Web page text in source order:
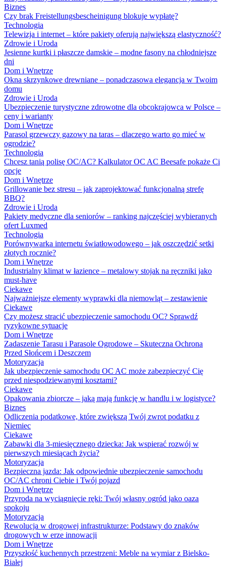
Biznes
Czy brak Freistellungsbescheinigung blokuje wypłatę?
Technologia
Telewizja i internet – które pakiety oferują największą elastyczność?
Zdrowie i Uroda
Jesienne kurtki i płaszcze damskie – modne fasony na chłodniejsze
dni
Dom i Wnętrze
Okna skrzynkowe drewniane – ponadczasowa elegancja w Twoim
domu
Zdrowie i Uroda
Ubezpieczenie turystyczne zdrowotne dla obcokrajowca w Polsce –
ceny i warianty
Dom i Wnętrze
Parasol grzewczy gazowy na taras – dlaczego warto go mieć w
ogrodzie?
Technologia
Chcesz tanią polisę OC/AC? Kalkulator OC AC Beesafe pokaże Ci
opcje
Dom i Wnętrze
Grillowanie bez stresu – jak zaprojektować funkcjonalną strefę
BBQ?
Zdrowie i Uroda
Pakiety medyczne dla seniorów – ranking najczęściej wybieranych
ofert Luxmed
Technologia
Porównywarka internetu światłowodowego – jak oszczędzić setki
złotych rocznie?
Dom i Wnętrze
Industrialny klimat w łazience – metalowy stojak na ręczniki jako
must-have
Ciekawe
Najważniejsze elementy wyprawki dla niemowląt – zestawienie
Ciekawe
Czy możesz stracić ubezpieczenie samochodu OC? Sprawdź
ryzykowne sytuacje
Dom i Wnętrze
Zadaszenie Tarasu i Parasole Ogrodowe – Skuteczna Ochrona
Przed Słońcem i Deszczem
Motoryzacja
Jak ubezpieczenie samochodu OC AC może zabezpieczyć Cię
przed niespodziewanymi kosztami?
Ciekawe
Opakowania zbiorcze – jaką mają funkcję w handlu i w logistyce?
Biznes
Odliczenia podatkowe, które zwiększą Twój zwrot podatku z
Niemiec
Ciekawe
Zabawki dla 3-miesięcznego dziecka: Jak wspierać rozwój w
pierwszych miesiącach życia?
Motoryzacja
Bezpieczna jazda: Jak odpowiednie ubezpieczenie samochodu
OC/AC chroni Ciebie i Twój pojazd
Dom i Wnętrze
Przyroda na wyciągnięcie ręki: Twój własny ogród jako oaza
spokoju
Motoryzacja
Rewolucja w drogowej infrastrukturze: Podstawy do znaków
drogowych w erze innowacji
Dom i Wnętrze
Przyszłość kuchennych przestrzeni: Meble na wymiar z Bielsko-
Białej